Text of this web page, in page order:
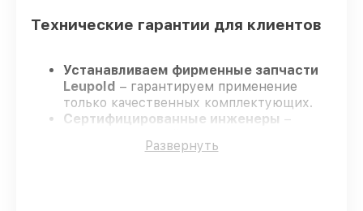
Технические гарантии для клиентов
Устанавливаем фирменные запчасти
Leupold – гарантируем применение
только качественных комплектующих.
Сертифицированные инженеры –
подтверждает уровень их
Развернуть